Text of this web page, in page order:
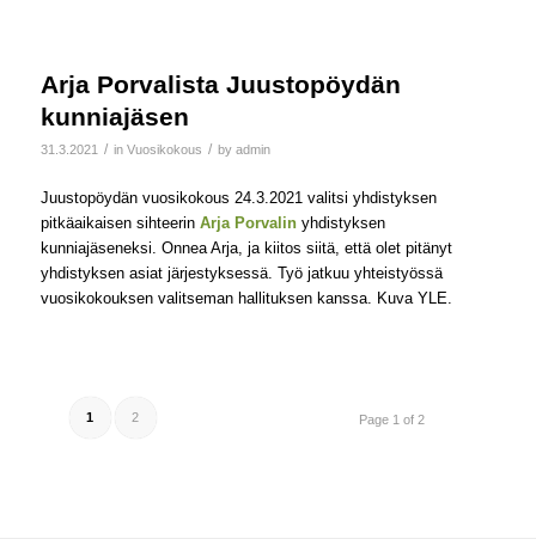
Arja Porvalista Juustopöydän
kunniajäsen
31.3.2021 / in Vuosikokous / by admin
Juustopöydän vuosikokous 24.3.2021 valitsi yhdistyksen
pitkäaikaisen sihteerin Arja Porvalin yhdistyksen
kunniajäseneksi. Onnea Arja, ja kiitos siitä, että olet pitänyt
yhdistyksen asiat järjestyksessä. Työ jatkuu yhteistyössä
vuosikokouksen valitseman hallituksen kanssa. Kuva YLE.
Page 1 of 2
1 2